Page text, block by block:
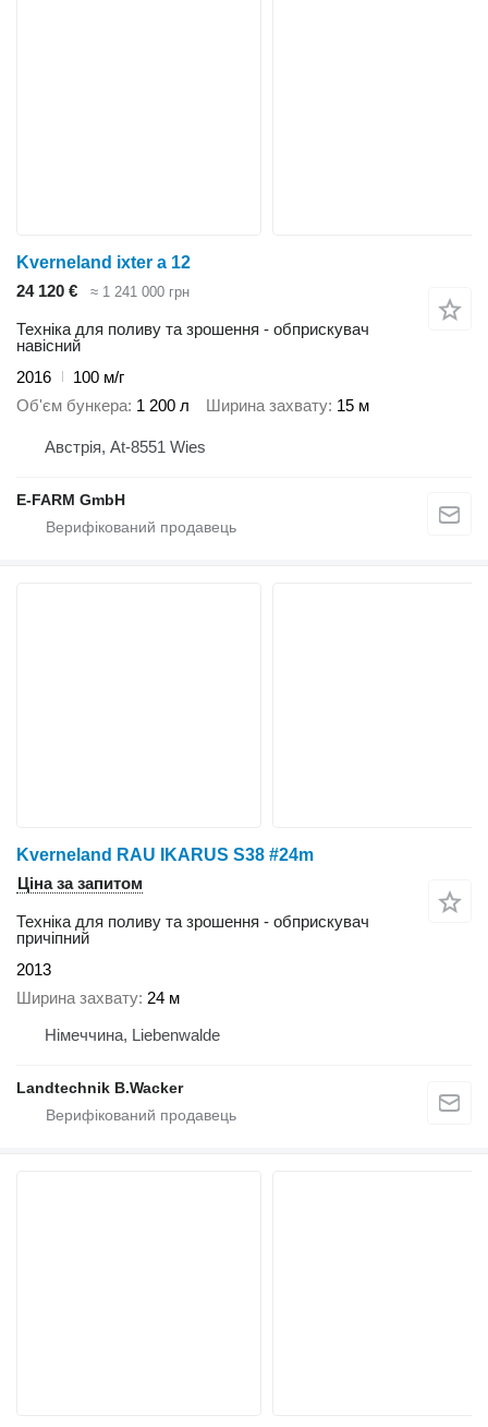
Kverneland ixter a 12
24 120 €
≈ 1 241 000 грн
Техніка для поливу та зрошення - обприскувач
навісний
2016
100 м/г
Об'єм бункера 1 200 л Ширина захвату 15 м
Австрія, At-8551 Wies
E-FARM GmbH
Kverneland RAU IKARUS S38 #24m
Ціна за запитом
Техніка для поливу та зрошення - обприскувач
причіпний
2013
Ширина захвату 24 м
Німеччина, Liebenwalde
Landtechnik B.Wacker